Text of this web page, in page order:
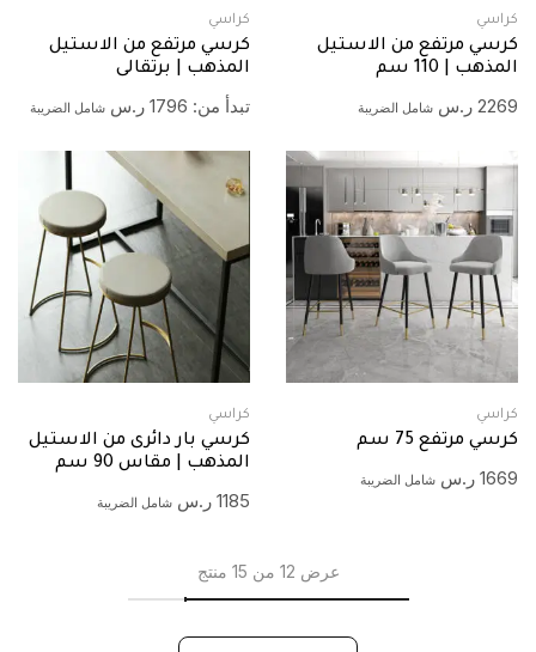
كراسي
كرسي مرتفع من الاستيل
المذهب | 110 سم
2269 ر.س شامل الضريبة
كراسي
كرسي مرتفع من الاستيل
المذهب | برتقالى
تبدأ من: 1796 ر.س شامل الضريبة
كراسي
كرسي مرتفع 75 سم
1669 ر.س شامل الضريبة
كراسي
كرسي بار دائرى من الاستيل
المذهب | مقاس 90 سم
1185 ر.س شامل الضريبة
عرض 12 من 15 منتج